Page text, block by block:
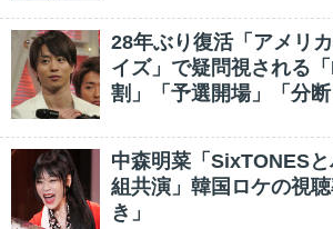
28年ぶり復活「アメリ
イズ」で疑問視される
割」「予選開場」「分断
中森明菜「SixTONES
組共演」韓国ロケの視
き」